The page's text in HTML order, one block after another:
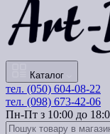
Каталог
тел. (050) 604-08-22
тел. (098) 673-42-06
Пн-Пт з 10:00 до